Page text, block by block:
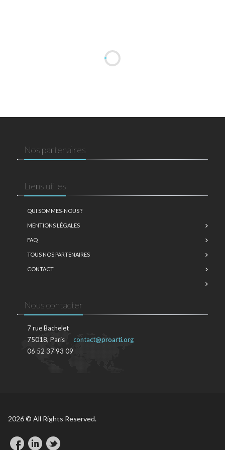
Nos partenaires
Liens utiles
QUI SOMMES-NOUS ?
MENTIONS LÉGALES
FAQ
TOUS NOS PARTENAIRES
CONTACT
Nous contacter
7 rue Bachelet
75018, Paris
06 52 37 93 09
contact@proarti.org
2026 © All Rights Reserved.